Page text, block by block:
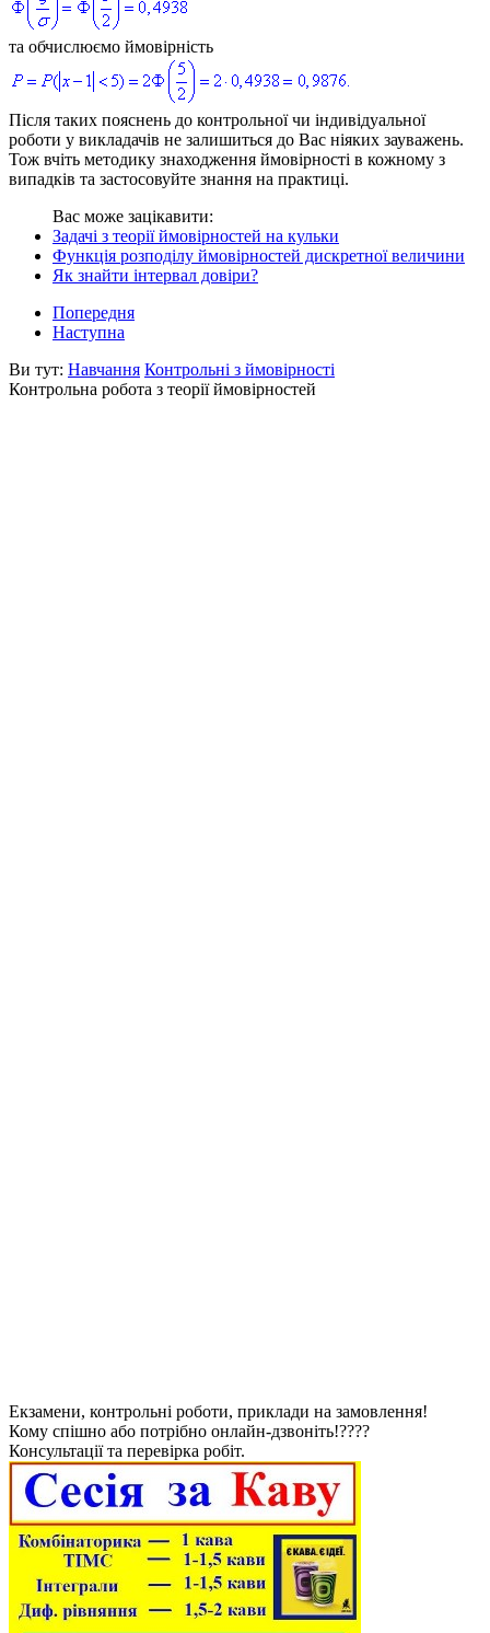
та обчислюємо ймовірність
Після таких пояснень до контрольної чи індивідуальної
роботи у викладачів не залишиться до Вас ніяких зауважень.
Тож вчіть методику знаходження ймовірності в кожному з
випадків та застосовуйте знання на практиці.
Вас може зацікавити:
Задачі з теорії ймовірностей на кульки
Функція розподілу ймовірностей дискретної величини
Як знайти інтервал довіри?
Попередня
Наступна
Ви тут: Навчання Контрольні з ймовірності
Контрольна робота з теорії ймовірностей
Екзамени, контрольні роботи, приклади на замовлення!
Кому спішно або потрібно онлайн-дзвоніть!????
Консультації та перевірка робіт.